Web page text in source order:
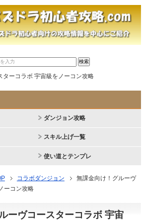
ターコラボ 宇宙級をノーコン攻略
ダンジョン攻略
スキル上げ一覧
使い道とテンプレ
コラボダンジョン
無課金向け！グルーヴ
ーコン攻略
ーヴコースターコラボ 宇宙